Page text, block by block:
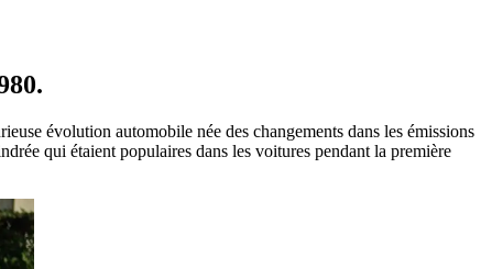
évolution automobile née des changements dans les émissions
qui étaient populaires dans les voitures pendant la première